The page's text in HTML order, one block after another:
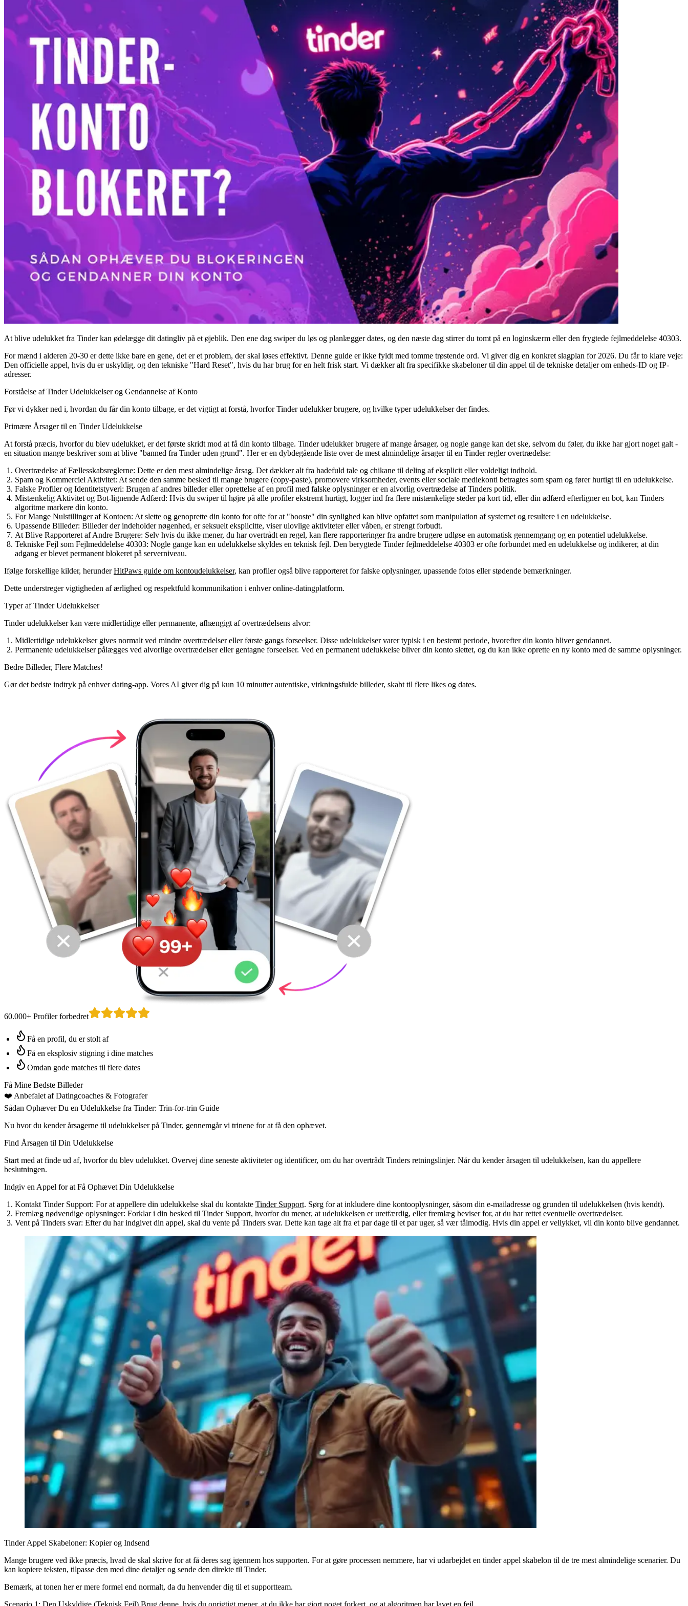
At blive udelukket fra Tinder kan ødelægge dit datingliv på et øjeblik. Den ene dag swiper du løs og planlægger dates, og den næste dag stirrer du tomt på en loginskærm eller den frygtede fejlmeddelelse 40303.
For mænd i alderen 20-30 er dette ikke bare en gene, det er et problem, der skal løses effektivt. Denne guide er ikke fyldt med tomme trøstende ord. Vi giver dig en konkret slagplan for 2026. Du får to klare veje:
Den officielle appel, hvis du er uskyldig, og den tekniske "Hard Reset", hvis du har brug for en helt frisk start. Vi dækker alt fra specifikke skabeloner til din appel til de tekniske detaljer om enheds-ID og IP-
adresser.
Forståelse af Tinder Udelukkelser og Gendannelse af Konto
Før vi dykker ned i, hvordan du får din konto tilbage, er det vigtigt at forstå, hvorfor Tinder udelukker brugere, og hvilke typer udelukkelser der findes.
Primære Årsager til en Tinder Udelukkelse
At forstå præcis, hvorfor du blev udelukket, er det første skridt mod at få din konto tilbage. Tinder udelukker brugere af mange årsager, og nogle gange kan det ske, selvom du føler, du ikke har gjort noget galt -
en situation mange beskriver som at blive "banned fra Tinder uden grund". Her er en dybdegående liste over de mest almindelige årsager til en Tinder regler overtrædelse:
Overtrædelse af Fællesskabsreglerne: Dette er den mest almindelige årsag. Det dækker alt fra hadefuld tale og chikane til deling af eksplicit eller voldeligt indhold.
Spam og Kommerciel Aktivitet: At sende den samme besked til mange brugere (copy-paste), promovere virksomheder, events eller sociale mediekonti betragtes som spam og fører hurtigt til en udelukkelse.
Falske Profiler og Identitetstyveri: Brugen af andres billeder eller oprettelse af en profil med falske oplysninger er en alvorlig overtrædelse af Tinders politik.
Mistænkelig Aktivitet og Bot-lignende Adfærd: Hvis du swiper til højre på alle profiler ekstremt hurtigt, logger ind fra flere mistænkelige steder på kort tid, eller din adfærd efterligner en bot, kan Tinders
algoritme markere din konto.
For Mange Nulstillinger af Kontoen: At slette og genoprette din konto for ofte for at "booste" din synlighed kan blive opfattet som manipulation af systemet og resultere i en udelukkelse.
Upassende Billeder: Billeder der indeholder nøgenhed, er seksuelt eksplicitte, viser ulovlige aktiviteter eller våben, er strengt forbudt.
At Blive Rapporteret af Andre Brugere: Selv hvis du ikke mener, du har overtrådt en regel, kan flere rapporteringer fra andre brugere udløse en automatisk gennemgang og en potentiel udelukkelse.
Tekniske Fejl som Fejlmeddelelse 40303: Nogle gange kan en udelukkelse skyldes en teknisk fejl. Den berygtede Tinder fejlmeddelelse 40303 er ofte forbundet med en udelukkelse og indikerer, at din
adgang er blevet permanent blokeret på serverniveau.
Ifølge forskellige kilder, herunderHitPaws guide om kontoudelukkelser, kan profiler også blive rapporteret for falske oplysninger, upassende fotos eller stødende bemærkninger.
Dette understreger vigtigheden af ærlighed og respektfuld kommunikation i enhver online-datingplatform.
Typer af Tinder Udelukkelser
Tinder udelukkelser kan være midlertidige eller permanente, afhængigt af overtrædelsens alvor:
Midlertidige udelukkelsergives normalt ved mindre overtrædelser eller første gangs forseelser. Disse udelukkelser varer typisk i en bestemt periode, hvorefter din konto bliver gendannet.
Permanente udelukkelserpålægges ved alvorlige overtrædelser eller gentagne forseelser. Ved en permanent udelukkelse bliver din konto slettet, og du kan ikke oprette en ny konto med de samme oplysninger.
Bedre Billeder, Flere Matches!
Gør det bedste indtryk på enhver dating-app. Vores AI giver dig på kun 10 minutter autentiske, virkningsfulde billeder, skabt til flere likes og dates.
60.000+ Profiler forbedret
Få en profil, du er stolt af
Få en eksplosiv stigning i dine matches
Omdan gode matches til flere dates
Få Mine Bedste Billeder
❤️ Anbefalet af Datingcoaches & Fotografer
Sådan Ophæver Du en Udelukkelse fra Tinder: Trin-for-trin Guide
Nu hvor du kender årsagerne til udelukkelser på Tinder, gennemgår vi trinene for at få den ophævet.
Find Årsagen til Din Udelukkelse
Start med at finde ud af, hvorfor du blev udelukket. Overvej dine seneste aktiviteter og identificer, om du har overtrådt Tinders retningslinjer. Når du kender årsagen til udelukkelsen, kan du appellere
beslutningen.
Indgiv en Appel for at Få Ophævet Din Udelukkelse
Kontakt Tinder Support: For at appellere din udelukkelse skal du kontakte Tinder Support. Sørg for at inkludere dine kontooplysninger, såsom din e-mailadresse og grunden til udelukkelsen (hvis kendt).
Fremlæg nødvendige oplysninger: Forklar i din besked til Tinder Support, hvorfor du mener, at udelukkelsen er uretfærdig, eller fremlæg beviser for, at du har rettet eventuelle overtrædelser.
Vent på Tinders svar: Efter du har indgivet din appel, skal du vente på Tinders svar. Dette kan tage alt fra et par dage til et par uger, så vær tålmodig. Hvis din appel er vellykket, vil din konto blive gendannet.
Tinder Appel Skabeloner: Kopier og Indsend
Mange brugere ved ikke præcis, hvad de skal skrive for at få deres sag igennem hos supporten. For at gøre processen nemmere, har vi udarbejdet en tinder appel skabelon til de tre mest almindelige scenarier. Du
kan kopiere teksten, tilpasse den med dine detaljer og sende den direkte til Tinder.
Bemærk, at tonen her er mere formel end normalt, da du henvender dig til et supportteam.
Scenario 1: Den Uskyldige (Teknisk Fejl) Brug denne, hvis du oprigtigt mener, at du ikke har gjort noget forkert, og at algoritmen har lavet en fejl.